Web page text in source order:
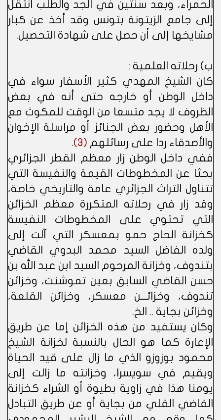
الحمراء، وبعد سنتين في الجد والطلب انتقل
إلى جامع الزيتونة بتونس وقد أخذ عن كبار
مشايخها إلى أن حصل على شهادة التحصيل.
ب) رحلاته العلمية :
كان الشيخ المهدي كثير الأسفار سواء في
داخل الوطن أو خارجه حتى أنه في بعض
الظروف لا يجد متسعا من الوقت للمكوث مع
الأهل وحضور بعض الجنائز أو مراسلة الإخوان
والأصدقاء ردا على رسائلهم (3)
.
ففي داخل الوطن زار معظم القطر الجزائري
بحثا عن المخطوطات القيمة والنفيسة التي
تتناول التراث الجزائري عامة والتاريخي خاصة،
وقد زار في رحلاته المتكررة معظم الخزائن
التي تحتوي على المخطوطات النفيسة
كخزانة الحاج حمو بمعسكر التي آلت إلى
ولده الفاضل السيد محمد البدوي القاضي
بتندوف، وخزانة المرحوم السيد ابن عبد الله بن
حسن القاضي السابق بعين تموشنت، وخزائن
تندوف، وخزائـــن معسكر، وخزائن القلعة،
وخزائن بجاية .. الخ.
وكان يستفيد من هذه الخزائن إما عن طريق
الإعارة كما هو الحال بالنسبة لخزانة الشيخ
محمود بوزوزو الذي ما زال على قيد الحياة
ويقيم في سويسرا، وخزانته ما زالت إلى
يومنا هذا في زاوية بطيوة أو الشراء كخزانة
القاضي القلي من بجاية أو عن طريق التبادل